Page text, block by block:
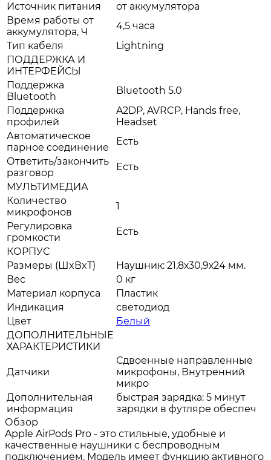
Источник питания
от аккумулятора
Время работы от
аккумулятора, Ч
4,5 часа
Тип кабеля
Lightning
ПОДДЕРЖКА И
ИНТЕРФЕЙСЫ
Поддержка
Bluetooth
Bluetooth 5.0
Поддержка
профилей
A2DP, AVRCP, Hands free,
Headset
Автоматическое
парное соединение
Есть
Ответить/закончить
разговор
Есть
МУЛЬТИМЕДИА
Количество
микрофонов
1
Регулировка
громкости
Есть
КОРПУС
Размеры (ШxВxТ)
Наушник: 21,8х30,9х24 мм.
Вес
0 кг
Материал корпуса
Пластик
Индикация
светодиод
Цвет
Белый
ДОПОЛНИТЕЛЬНЫЕ
ХАРАКТЕРИСТИКИ
Датчики
Сдвоенные направленные
микрофоны, Внутренний
микро
Дополнительная
информация
быстрая зарядка: 5 минут
зарядки в футляре обеспеч
Обзор
Apple AirPods Pro - это стильные, удобные и
качественные наушники с беспроводным
подключением. Модель имеет функцию активного